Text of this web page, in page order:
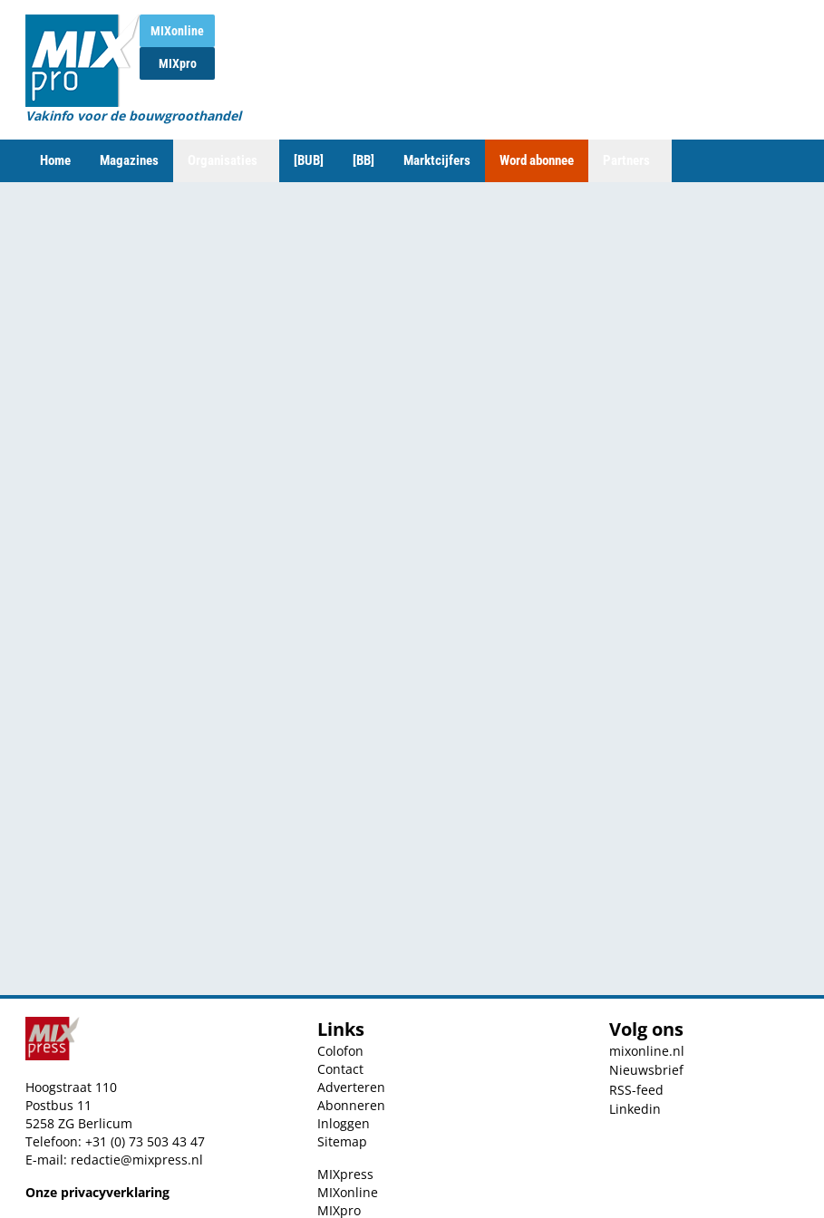
MIXonline
MIXpro
Vakinfo voor de bouwgroothandel
Home Magazines [BUB] [BB] Marktcijfers Word abonnee
Hoogstraat 110
Postbus 11
5258 ZG Berlicum
Telefoon: +31 (0) 73 503 43 47
E-mail: redactie@mixpress.nl
Onze privacyverklaring
Links
Colofon
Contact
Adverteren
Abonneren
Inloggen
Sitemap
MIXpress
MIXonline
MIXpro
Volg ons
mixonline.nl
Nieuwsbrief
RSS-feed
Linkedin